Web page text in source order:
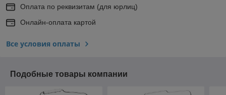
Оплата по реквизитам (для юрлиц)
Онлайн-оплата картой
Все условия оплаты
Подобные товары компании